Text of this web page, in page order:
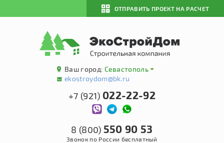
ОТПРАВИТЬ ПРОЕКТ НА РАСЧЕТ
Ваш город: Севастополь
ekostroydom@bk.ru
+7 (921) 022-22-92
8 (800) 550 90 53
Звонок по России бесплатный